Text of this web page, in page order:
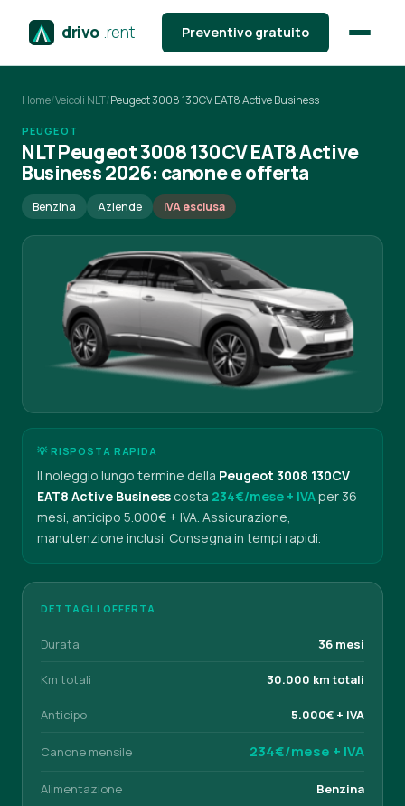
drivo .rent Preventivo gratuito
Home/Veicoli NLT/Peugeot 3008 130CV EAT8 Active Business
PEUGEOT
NLT Peugeot 3008 130CV EAT8 Active
Business 2026: canone e offerta
Benzina Aziende IVA esclusa
💡 RISPOSTA RAPIDA
Il noleggio lungo termine della Peugeot 3008 130CV
EAT8 Active Business costa 234€/mese + IVAper 36
mesi, anticipo 5.000€ + IVA. Assicurazione,
manutenzione inclusi. Consegna in tempi rapidi.
DETTAGLI OFFERTA
Durata 36 mesi
Km totali 30.000 km totali
Anticipo 5.000€ + IVA
Canone mensile 234€/mese + IVA
Alimentazione Benzina